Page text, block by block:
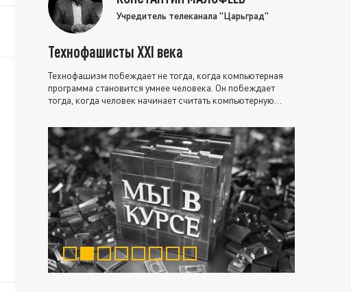
Учредитель телеканала "Царьград"
Технофашисты XXI века
Технофашизм побеждает не тогда, когда компьютерная
программа становится умнее человека. Он побеждает
тогда, когда человек начинает считать компьютерную